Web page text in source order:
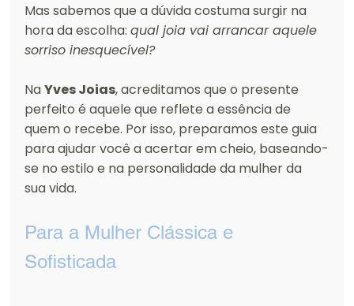
Mas sabemos que a dúvida costuma surgir na
hora da escolha: qual joia vai arrancar aquele
sorriso inesquecível?
Na Yves Joias, acreditamos que o presente
perfeito é aquele que reflete a essência de
quem o recebe. Por isso, preparamos este guia
para ajudar você a acertar em cheio, baseando-
se no estilo e na personalidade da mulher da
sua vida.
Para a Mulher Clássica e
Sofisticada